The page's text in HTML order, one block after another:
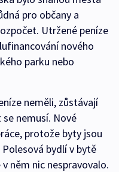
pro občany a
Utržené peníze
nového
parku nebo
neměli, zůstávají
nemusí. Nové
protože byty jsou
bydlí v bytě
něm nic nespravovalo.